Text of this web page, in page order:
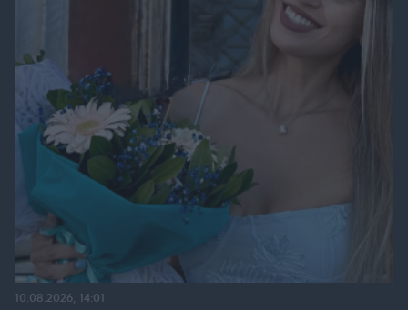
10.08.2026, 14:01